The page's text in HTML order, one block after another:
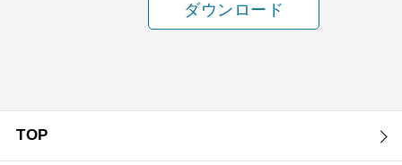
ダウンロード
TOP